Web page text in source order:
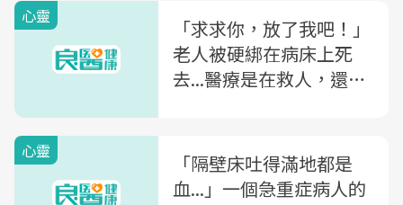
心靈
「求求你，放了我吧！」
老人被硬綁在病床上死
去...醫療是在救人，還是
心靈
「隔壁床吐得滿地都是
血...」一個急重症病人的